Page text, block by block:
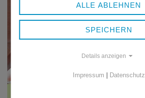
ALLE ABLEHNEN
SPEICHERN
Details anzeigen
Impressum | Datenschutz